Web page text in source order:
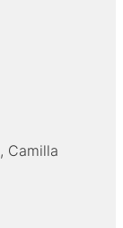
Camilla